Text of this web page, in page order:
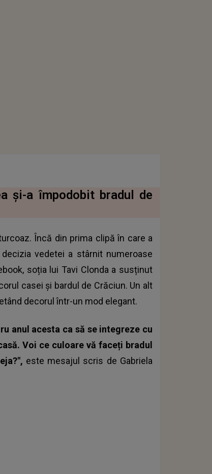
și-a împodobit bradul de
Încă din prima clipă în care a
vedetei a stârnit numeroase
soția lui Tavi Clonda a susținut
casei și bardul de Crăciun. Un alt
decorul într-un mod elegant.
anul acesta ca să se integreze cu
Voi ce culoare vă faceți bradul
este mesajul scris de Gabriela